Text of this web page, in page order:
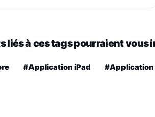
liés à ces tags pourraient vous
#Application iPad #Application